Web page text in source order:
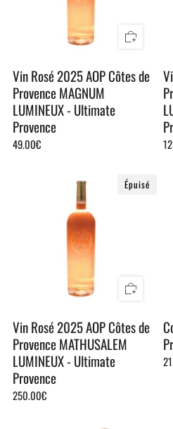
Vin Rosé 2025 AOP Côtes de
Provence MAGNUM
LUMINEUX - Ultimate
Provence
49.00€
Épuisé
Vin Rosé 2025 AOP Côtes de
Provence MATHUSALEM
LUMINEUX - Ultimate
Provence
250.00€